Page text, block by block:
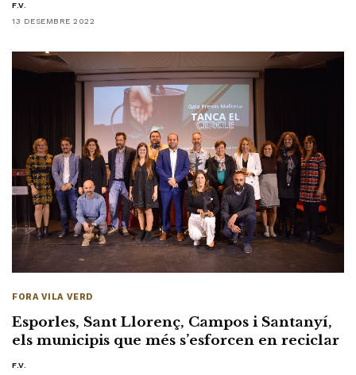
F.V.
13 DESEMBRE 2022
FORA VILA VERD
Esporles, Sant Llorenç, Campos i Santanyí,
els municipis que més s’esforcen en reciclar
F.V.